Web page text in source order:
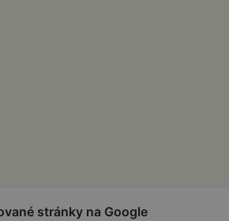
stránky na Google